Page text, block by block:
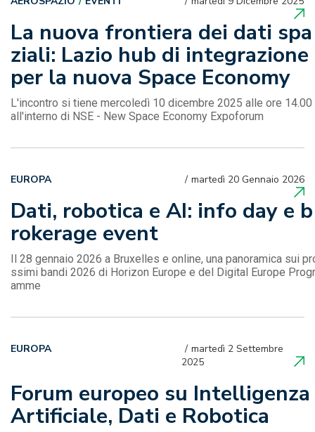
La nuova frontiera dei dati spa
ziali: Lazio hub di integrazione
per la nuova Space Economy
L'incontro si tiene mercoledì 10 dicembre 2025 alle ore 14.00
all'interno di NSE - New Space Economy Expoforum
Dati, robotica e AI: info day e b
rokerage event
martedì 20 Gennaio 2026
EUROPA
Il 28 gennaio 2026 a Bruxelles e online, una panoramica sui
ssimi bandi 2026 di Horizon Europe e del Digital Europe Progr
amme
Forum europeo su Intelligenza
Artificiale, Dati e Robotica
martedì 2 Settembre
2025
EUROPA